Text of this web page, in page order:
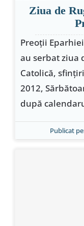
Ziua de
Preoţii
au serbat ziua
Catolică,
2012,
după
Publicat